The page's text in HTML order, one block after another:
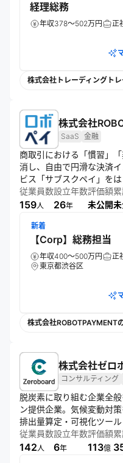
経理総務
年収378～502万円 正
株式会社トレーディングト
株式会社
SaaS 金融
商取引における「慣習」
消し、自由で円滑な決済
ビス「サブスクペイ」を
など多岐にわたるソリュ
化と資金繰り改善を通じ
ンフラで再び日本を強く
け、持続的な価値提供を追
従業員数
159人
設立年数
26年
評価額
未公開
新着
【Corp】総務担当
年収400～500万円 正
東京都渋谷区
株式会社ROBOTPAYMENT
株式会社ゼロ
コンサルティング
脱炭素に取り組む企業全
ン提供企業。気候変動対
排出量算定・可視化ツー
ナビリティ経営コンサルテ
ユーザーコミュニティ運
従業員数
142人
設立年数
6年
評価額
113億